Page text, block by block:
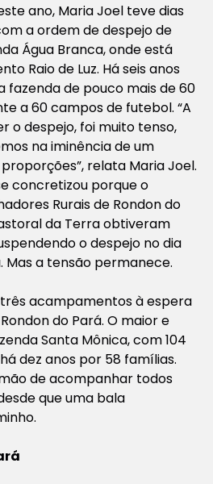
ano, Maria Joel teve dias
a ordem de despejo de
Água Branca, onde está
Raio de Luz. Há seis anos
fazenda de pouco mais de 60
a 60 campos de futebol. “A
o despejo, foi muito tenso,
na iminência de um
relata Maria Joel.
concretizou porque o
Rurais de Rondon do
da Terra obtiveram
o despejo no dia
Mas a tensão permanece.
acampamentos à espera
do Pará. O maior e
Santa Mônica, com 104
dez anos por 58 famílias.
de acompanhar todos
que uma bala